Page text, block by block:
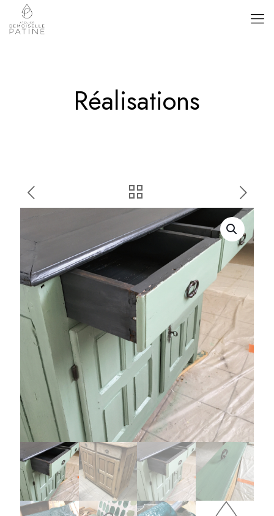
Réalisations